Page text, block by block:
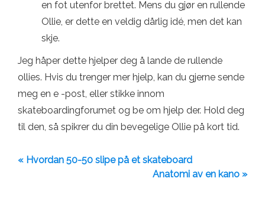
en fot utenfor brettet. Mens du gjør en rullende
Ollie, er dette en veldig dårlig idé, men det kan
skje.
Jeg håper dette hjelper deg å lande de rullende
ollies. Hvis du trenger mer hjelp, kan du gjerne sende
meg en e -post, eller stikke innom
skateboardingforumet og be om hjelp der. Hold deg
til den, så spikrer du din bevegelige Ollie på kort tid.
« Hvordan 50-50 slipe på et skateboard
Anatomi av en kano »